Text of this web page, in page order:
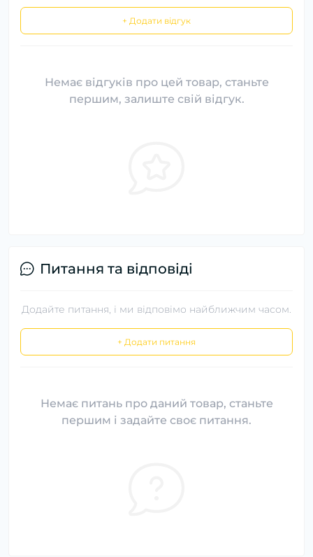
+ Додати відгук
Немає відгуків про цей товар, станьте
першим, залиште свій відгук.
Питання та відповіді
Додайте питання, і ми відповімо найближчим часом.
+ Додати питання
Немає питань про даний товар, станьте
першим і задайте своє питання.